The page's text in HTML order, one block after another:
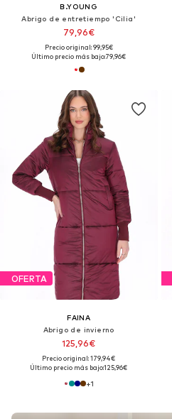
B.YOUNG
Abrigo de entretiempo 'Cilia'
79,96€
Precio original: 99,95€
Último precio más bajo:79,96€
OFERTA
FAINA
Abrigo de invierno
125,96€
Precio original: 179,94€
Último precio más bajo:125,96€
+1